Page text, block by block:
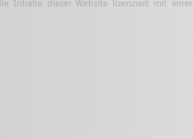
Inhalte dieser Website lizenziert mit einer